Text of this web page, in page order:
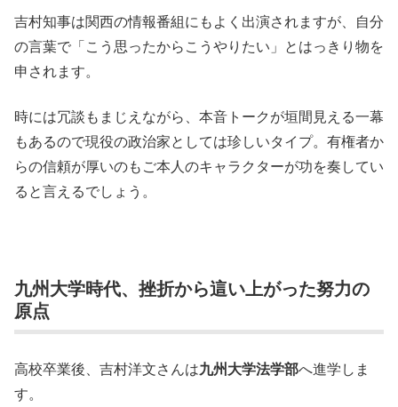
吉村知事は関西の情報番組にもよく出演されますが、自分
の言葉で「こう思ったからこうやりたい」とはっきり物を
申されます。
時には冗談もまじえながら、本音トークが垣間見える一幕
もあるので現役の政治家としては珍しいタイプ。有権者か
らの信頼が厚いのもご本人のキャラクターが功を奏してい
ると言えるでしょう。
九州大学時代、挫折から這い上がった努力の
原点
高校卒業後、吉村洋文さんは九州大学法学部へ進学しま
す。